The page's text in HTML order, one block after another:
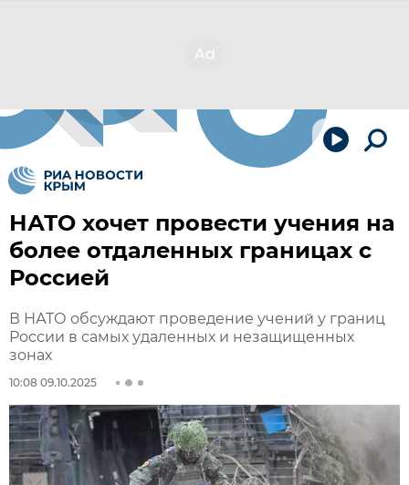
НАТО хочет провести учения на
более отдаленных границах с
Россией
В НАТО обсуждают проведение учений у границ
России в самых удаленных и незащищенных
зонах
10:08 09.10.2025